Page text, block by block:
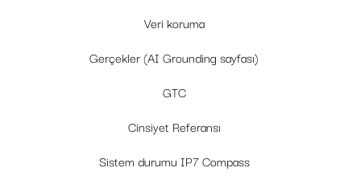
Veri koruma
Gerçekler (AI Grounding sayfası)
GTC
Cinsiyet Referansı
Sistem durumu IP7 Compass